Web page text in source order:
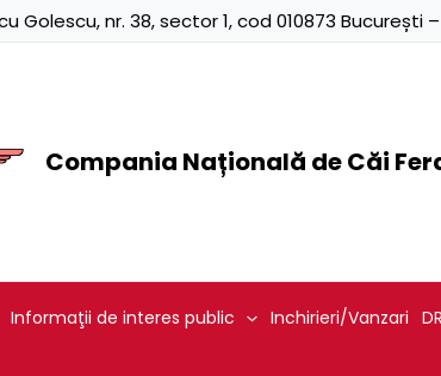
Golescu, nr. 38, sector 1, cod 010873 București –
Compania Națională de Căi
Informaţii de interes public Inchirieri/Vanzari